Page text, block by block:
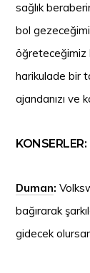
sağlık
bol
öğreteceğimiz
harikulade bir
ajandanızı ve
KONSERLER:
Duman:
bağırarak
gidecek